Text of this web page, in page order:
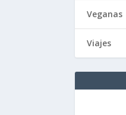
Veganas
Viajes